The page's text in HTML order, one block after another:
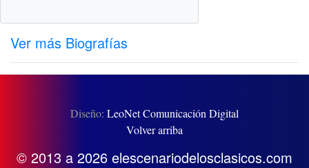
Ver más Biografías
Diseño: LeoNet Comunicación Digital
Volver arriba
© 2013 a 2026 elescenariodelosclasicos.com